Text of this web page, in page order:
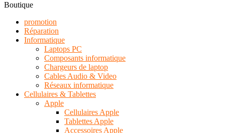
Boutique
promotion
Réparation
Informatique
Laptops PC
Composants informatique
Chargeurs de laptop
Cables Audio & Video
Réseaux informatique
Cellulaires & Tablettes
Apple
Cellulaires Apple
Tablettes Apple
Accessoires Apple